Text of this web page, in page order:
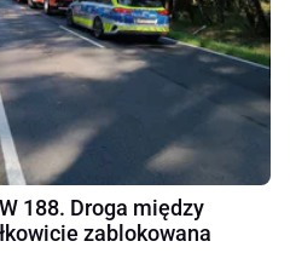
188. Droga między
zablokowana